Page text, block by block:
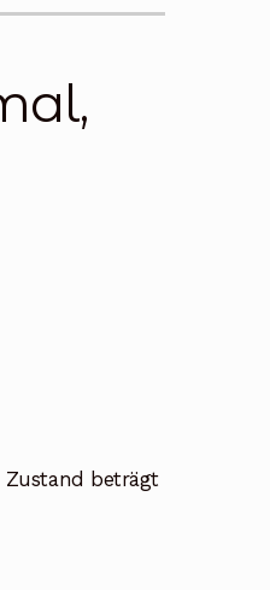
Zustand beträgt